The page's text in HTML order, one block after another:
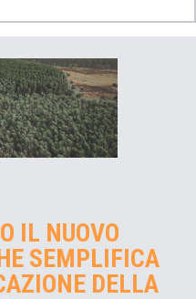
IL NUOVO
SEMPLIFICA
DELLA